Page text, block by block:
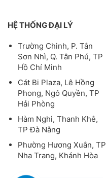
HỆ THỐNG ĐẠI LÝ
Trường Chinh, P. Tân
Sơn Nhì, Q. Tân Phú, TP
Hồ Chí Minh
Cát Bi Plaza, Lê Hồng
Phong, Ngô Quyền, TP
Hải Phòng
Hàm Nghi, Thanh Khê,
TP Đà Nẵng
Phường Hương Xuân, TP
Nha Trang, Khánh Hòa